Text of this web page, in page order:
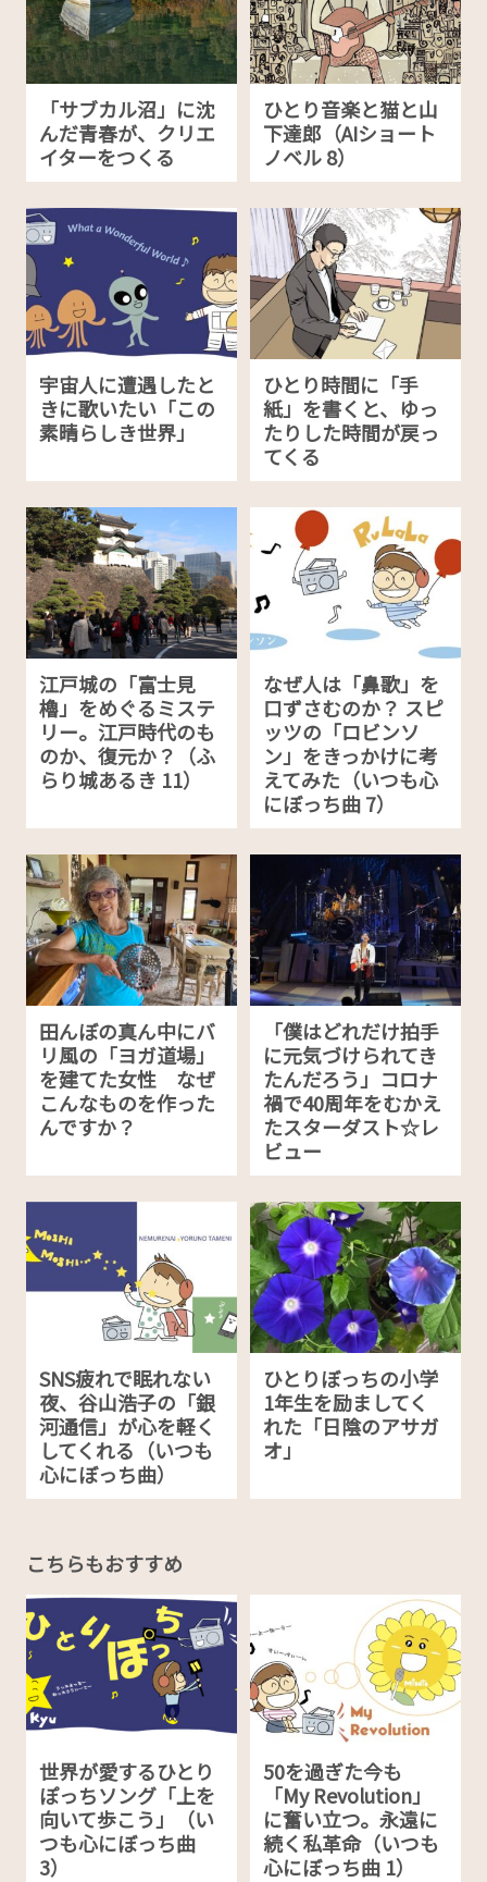
「サブカル沼」に沈
んだ青春が、クリエ
イターをつくる
ひとり音楽と猫と山
下達郎（AIショート
ノベル 8）
宇宙人に遭遇したと
きに歌いたい「この
素晴らしき世界」
ひとり時間に「手
紙」を書くと、ゆっ
たりした時間が戻っ
てくる
江戸城の「富士見
櫓」をめぐるミステ
リー。江戸時代のも
のか、復元か？（ふ
らり城あるき 11）
なぜ人は「鼻歌」を
口ずさむのか？ スピ
ッツの「ロビンソ
ン」をきっかけに考
えてみた（いつも心
にぼっち曲 7）
田んぼの真ん中にバ
リ風の「ヨガ道場」
を建てた女性 なぜ
こんなものを作った
んですか？
「僕はどれだけ拍手
に元気づけられてき
たんだろう」コロナ
禍で40周年をむかえ
たスターダスト☆レ
ビュー
SNS疲れで眠れない
夜、谷山浩子の「銀
河通信」が心を軽く
してくれる（いつも
心にぼっち曲）
ひとりぼっちの小学
1年生を励ましてく
れた「日陰のアサガ
オ」
こちらもおすすめ
世界が愛するひとり
ぽっちソング「上を
向いて歩こう」（い
つも心にぼっち曲
3）
50を過ぎた今も
「My Revolution」
に奮い立つ。永遠に
続く私革命（いつも
心にぼっち曲 1）